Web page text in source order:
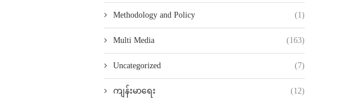
Methodology and Policy (1)
Multi Media (163)
Uncategorized (7)
ကျန်းမာရေး (12)